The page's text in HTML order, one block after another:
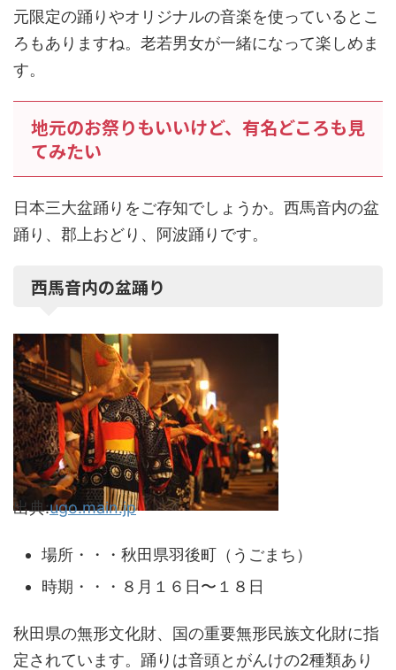
元限定の踊りやオリジナルの音楽を使っているとこ
ろもありますね。老若男女が一緒になって楽しめま
す。
地元のお祭りもいいけど、有名どころも見
てみたい
日本三大盆踊りをご存知でしょうか。西馬音内の盆
踊り、郡上おどり、阿波踊りです。
西馬音内の盆踊り
出典:ugo.main.jp
場所・・・秋田県羽後町（うごまち）
時期・・・８月１６日〜１８日
秋田県の無形文化財、国の重要無形民族文化財に指
定されています。踊りは音頭とがんけの2種類あり